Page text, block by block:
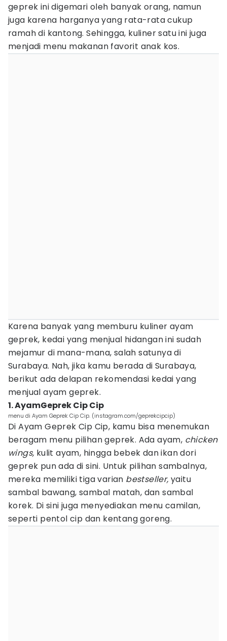
geprek ini digemari oleh banyak orang, namun
juga karena harganya yang rata-rata cukup
ramah di kantong. Sehingga, kuliner satu ini juga
menjadi menu makanan favorit anak kos.
Karena banyak yang memburu kuliner ayam
geprek, kedai yang menjual hidangan ini sudah
mejamur di mana-mana, salah satunya di
Surabaya. Nah, jika kamu berada di Surabaya,
berikut ada delapan rekomendasi kedai yang
menjual ayam geprek.
1. AyamGeprek Cip Cip
menu di Ayam Geprek Cip Cip. (instagram.com/geprekcipcip)
Di Ayam Geprek Cip Cip, kamu bisa menemukan
beragam menu pilihan geprek. Ada ayam, chicken
wings, kulit ayam, hingga bebek dan ikan dori
geprek pun ada di sini. Untuk pilihan sambalnya,
mereka memiliki tiga varian bestseller,yaitu
sambal bawang, sambal matah, dan sambal
korek. Di sini juga menyediakan menu camilan,
seperti pentol cip dan kentang goreng.